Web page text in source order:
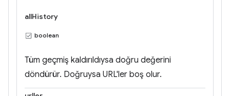
allHistory
boolean
Tüm geçmiş kaldırıldıysa doğru değerini
döndürür. Doğruysa URL'ler boş olur.